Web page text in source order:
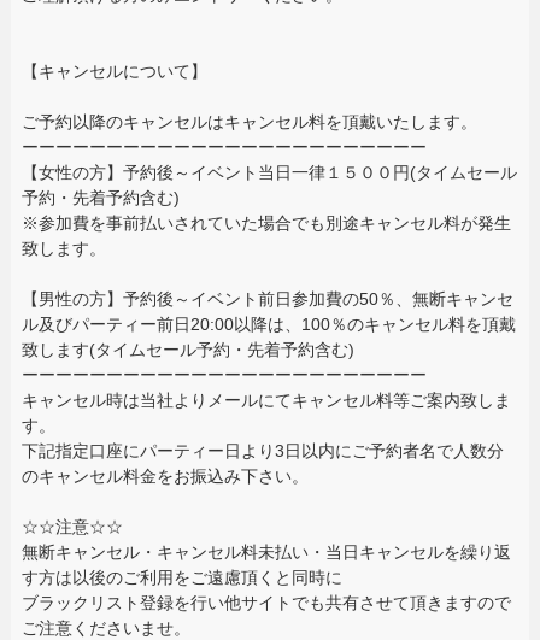
【キャンセルについて】
ご予約以降のキャンセルはキャンセル料を頂戴いたします。
ーーーーーーーーーーーーーーーーーーーーーーーー
【女性の方】予約後～イベント当日一律１５００円(タイムセール
予約・先着予約含む)
※参加費を事前払いされていた場合でも別途キャンセル料が発生
致します。
【男性の方】予約後～イベント前日参加費の50％、無断キャンセ
ル及びパーティー前日20:00以降は、100％のキャンセル料を頂戴
致します(タイムセール予約・先着予約含む)
ーーーーーーーーーーーーーーーーーーーーーーーー
キャンセル時は当社よりメールにてキャンセル料等ご案内致しま
す。
下記指定口座にパーティー日より3日以内にご予約者名で人数分
のキャンセル料金をお振込み下さい。
☆☆注意☆☆
無断キャンセル・キャンセル料未払い・当日キャンセルを繰り返
す方は以後のご利用をご遠慮頂くと同時に
ブラックリスト登録を行い他サイトでも共有させて頂きますので
ご注意くださいませ。